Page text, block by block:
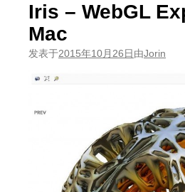
Iris – WebGL
Mac
发表于2015年10月26日由Jorin